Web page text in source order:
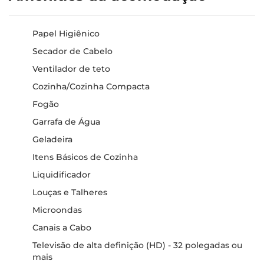
Papel Higiênico
Secador de Cabelo
Ventilador de teto
Cozinha/Cozinha Compacta
Fogão
Garrafa de Água
Geladeira
Itens Básicos de Cozinha
Liquidificador
Louças e Talheres
Microondas
Canais a Cabo
Televisão de alta definição (HD) - 32 polegadas ou
mais